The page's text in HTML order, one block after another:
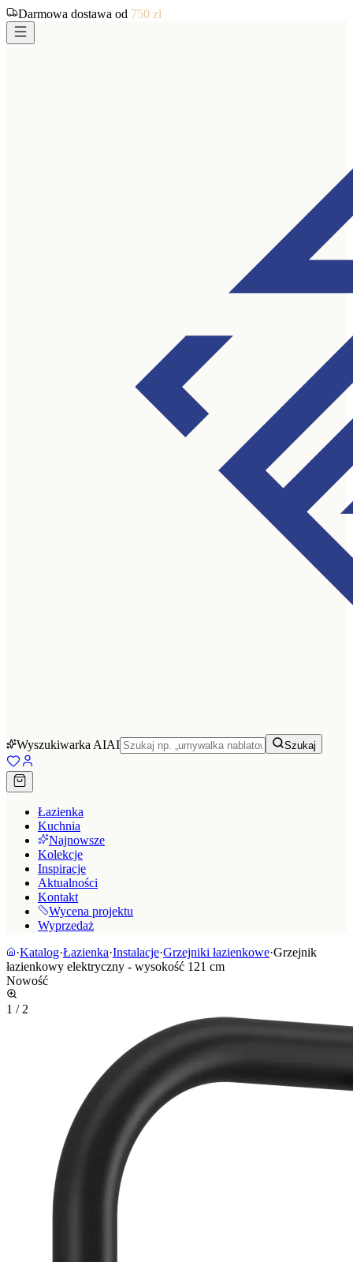
Darmowa dostawa od 750 zł
Wyszukiwarka AIAI Szukaj
Łazienka
Kuchnia
Najnowsze
Kolekcje
Inspiracje
Aktualności
Kontakt
Wycena projektu
Wyprzedaż
·Katalog·Łazienka·Instalacje·Grzejniki łazienkowe·Grzejnik
łazienkowy elektryczny - wysokość 121 cm
Nowość
1 / 2